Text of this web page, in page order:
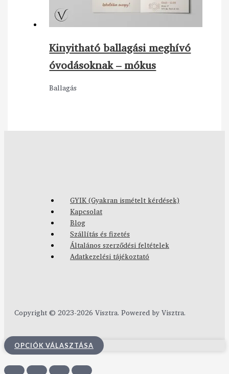
Kinyitható ballagási meghívó
óvodásoknak – mókus
Ballagás
GYIK (Gyakran ismételt kérdések)
Kapcsolat
Blog
Szállítás és fizetés
Általános szerződési feltételek
Adatkezelési tájékoztató
Copyright © 2023-2026 Visztra. Powered by Visztra.
OPCIÓK VÁLASZTÁSA